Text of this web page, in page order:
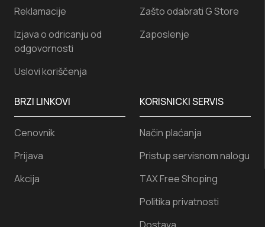
KORISNICKI SERVIS
Način plaćanja
Pristup servisnom nalogu
TAX Free Shoping
Politika privatnosti
Reklamacije
Izjava o odricanju od
odgovornosti
Uslovi koriščenja
Zašto odabrati G Store
Zaposlenje
BRZI LINKOVI
Cenovnik
Prijava
Akcija